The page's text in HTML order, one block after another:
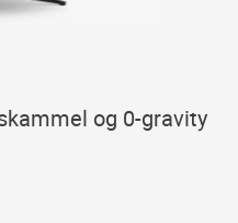
og 0-gravity